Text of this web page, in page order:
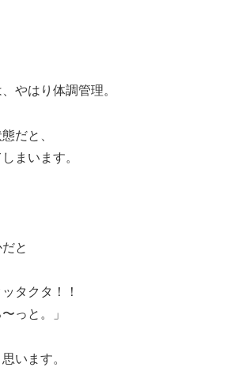
やはり体調管理。
だと、
まいます。
と
タクタ！！
っと。」
います。